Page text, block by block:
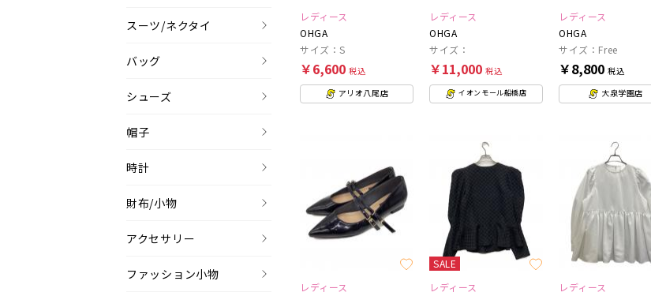
スーツ/ネクタイ
バッグ
シューズ
帽子
時計
財布/小物
アクセサリー
ファッション小物
レディース
OHGA
サイズ：S
￥6,600 税込
アリオ八尾店
レディース
OHGA
サイズ：
￥11,000 税込
イオンモール船橋店
レディース
OHGA
サイズ：Free
￥8,800 税込
大泉学園店
レディース
SALE
レディース
レディース